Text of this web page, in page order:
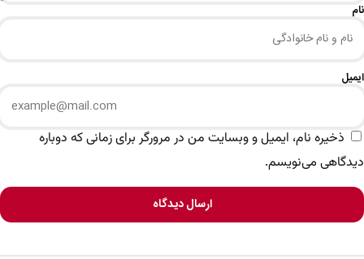
نام
ایمیل
ذخیره نام، ایمیل و وبسایت من در مرورگر برای زمانی که دوباره
دیدگاهی می‌نویسم.
ارسال دیدگاه